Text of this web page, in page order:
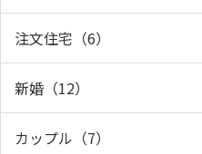
注文住宅（6）
新婚（12）
カップル（7）